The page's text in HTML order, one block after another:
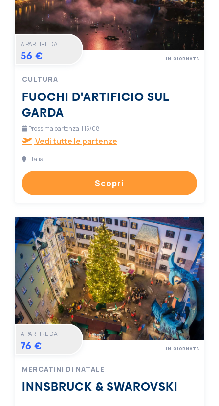
A PARTIRE DA
56 €
CULTURA
FUOCHI D'ARTIFICIO SUL
GARDA
IN GIORNATA
Prossima partenza il 15/08
Vedi tutte le partenze
Italia
Scopri
A PARTIRE DA
76 €
MERCATINI DI NATALE
INNSBRUCK & SWAROVSKI
IN GIORNATA